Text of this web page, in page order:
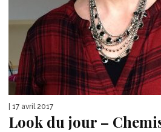
| 17 avril 2017
Look du jour –